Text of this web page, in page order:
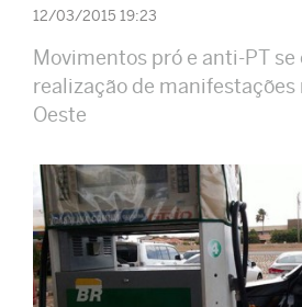
12/03/2015 19:23
Movimentos pró e anti-PT
realização de manifestações
Oeste